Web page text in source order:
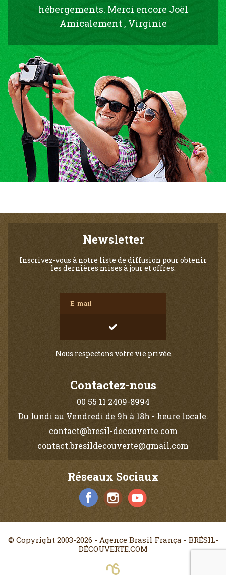
hébergements. Merci encore Joël
Amicalement , Virginie
Newsletter
Inscrivez-vous à notre liste de diffusion pour obtenir
les dernières mises à jour et offres.
Nous respectons votre vie privée
Contactez-nous
00 55 11 2409-8994
Du lundi au Vendredi de 9h à 18h - heure locale.
contact@bresil-decouverte.com
contact.bresildecouverte@gmail.com
Réseaux Sociaux
© Copyright 2003-2026 - Agence Brasil França - BRÉSIL-
DÉCOUVERTE.COM